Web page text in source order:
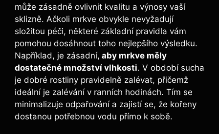
může zásadně ovlivnit kvalitu a výnosy vaší
sklizně. Ačkoli mrkve obvykle nevyžadují
složitou péči, některé základní pravidla vám
pomohou dosáhnout toho nejlepšího výsledku.
Například, je zásadní, aby mrkve měly
dostatečné množství vlhkosti. V období sucha
je dobré rostliny pravidelně zalévat, přičemž
ideální je zalévání v ranních hodinách. Tím se
minimalizuje odpařování a zajistí se, že kořeny
dostanou potřebnou vodu přímo k sobě.